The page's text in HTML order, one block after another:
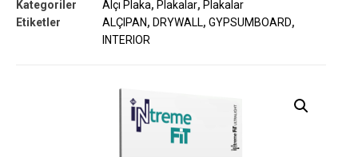
Kategoriler
Alçı Plaka, Plakalar, Plakalar
Etiketler
ALÇIPAN, DRYWALL, GYPSUMBOARD,
INTERIOR